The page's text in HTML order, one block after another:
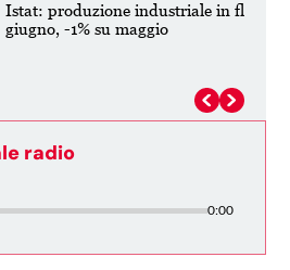
industriale in flessione a
su maggio
radio
0:00